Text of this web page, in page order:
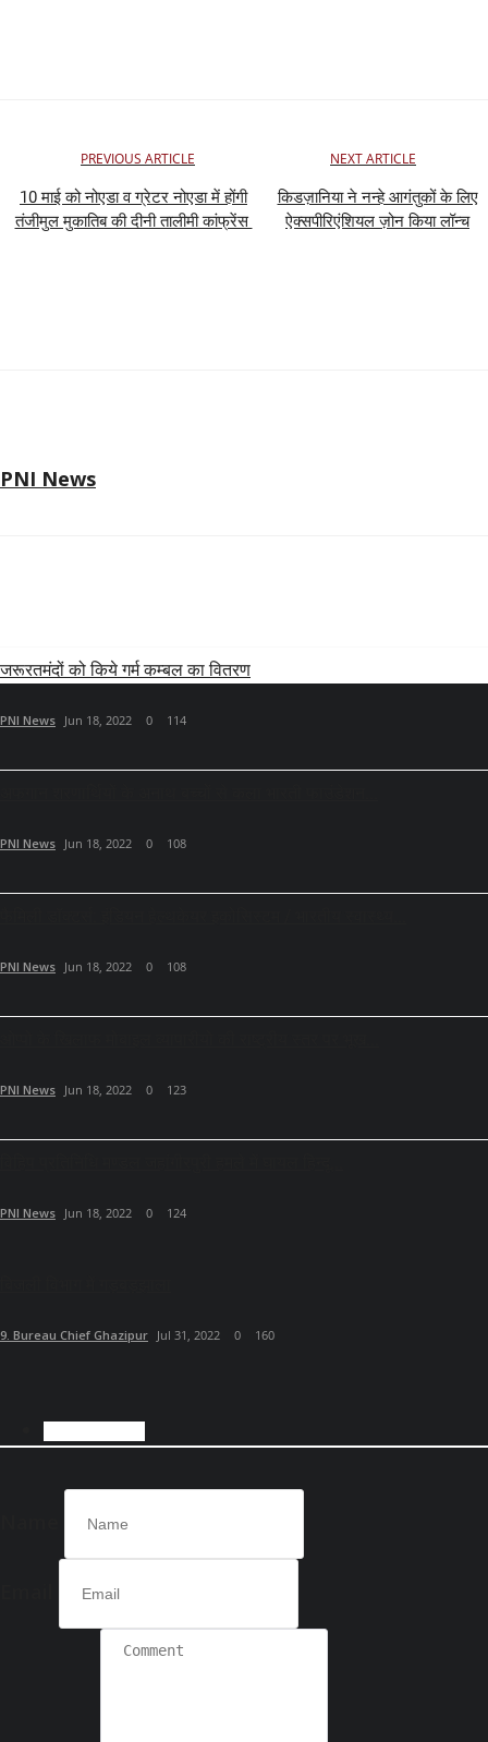
PREVIOUS ARTICLE
10 माई को नोएडा व ग्रेटर नोएडा में होंगी
तंजीमुल मुकातिब की दीनी तालीमी कांफ्रेंस
NEXT ARTICLE
किडज़ानिया ने नन्हे आगंतुकों के लिए
ऐक्सपीरिएंशियल ज़ोन किया लॉन्च
PNI News
जरूरतमंदों को किये गर्म कम्बल का वितरण
PNI News Jun 18, 2022 0 114
PNI News Jun 18, 2022 0 108
PNI News Jun 18, 2022 0 108
PNI News Jun 18, 2022 0 123
PNI News Jun 18, 2022 0 124
9. Bureau Chief Ghazipur Jul 31, 2022 0 160